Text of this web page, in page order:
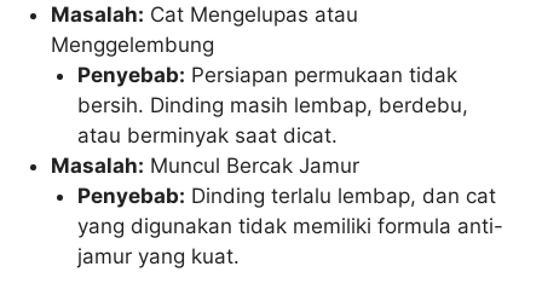
Masalah: Cat Mengelupas atau
Menggelembung
Penyebab: Persiapan permukaan tidak
bersih. Dinding masih lembap, berdebu,
atau berminyak saat dicat.
Masalah: Muncul Bercak Jamur
Penyebab: Dinding terlalu lembap, dan cat
yang digunakan tidak memiliki formula anti-
jamur yang kuat.